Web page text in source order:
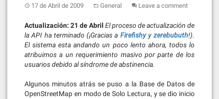
17 de Abril de 2009 General Leave a comment
Actualización: 21 de Abril El proceso de actualización de
la API ha terminado (¡Gracias a Firefishyy zerebubuth!).
El sistema esta andando un poco lento ahora, todos lo
atribuimos a un requerimiento masivo por parte de los
usuarios debido al síndrome de abstinencia.
Algunos minutos atrás se puso a la Base de Datos de
OpenStreetMap en modo de Solo Lectura, y se dio inicio